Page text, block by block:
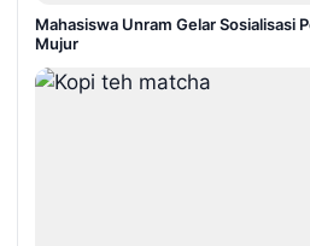
Mahasiswa Unram Gelar Sosialisasi
Mujur